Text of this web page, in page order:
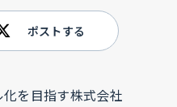
ポストする
を目指す株式会社